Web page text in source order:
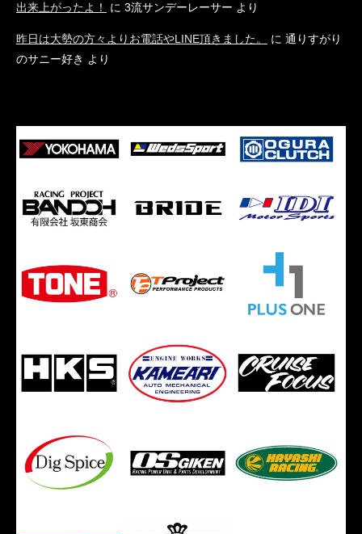
出来上がったよ！ に 3流サンデーレーサー より
昨日は大勢の方々よりお電話やLINE頂きました。 に 通りすがり
のサニー好き より